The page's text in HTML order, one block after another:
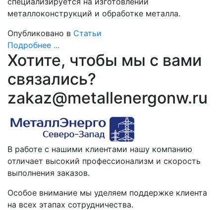
металлоконструкций и обработке металла.
Опубликовано в Статьи
Подробнее ...
Хотите, чтобы мы с вами
связались?
zakaz@metallenergonw.ru
В работе с нашими клиентами нашу компанию
отличает высокий профессионализм и скорость
выполнения заказов.
Особое внимание мы уделяем поддержке клиента
на всех этапах сотрудничества.